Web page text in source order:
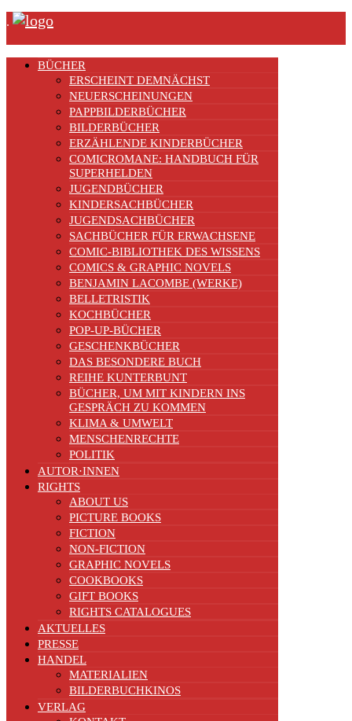
.
BÜCHER
ERSCHEINT DEMNÄCHST
NEUERSCHEINUNGEN
PAPPBILDERBÜCHER
BILDERBÜCHER
ERZÄHLENDE KINDERBÜCHER
COMICROMANE: HANDBUCH FÜR
SUPERHELDEN
JUGENDBÜCHER
KINDERSACHBÜCHER
JUGENDSACHBÜCHER
SACHBÜCHER FÜR ERWACHSENE
COMIC-BIBLIOTHEK DES WISSENS
COMICS & GRAPHIC NOVELS
BENJAMIN LACOMBE (WERKE)
BELLETRISTIK
KOCHBÜCHER
POP-UP-BÜCHER
GESCHENKBÜCHER
DAS BESONDERE BUCH
REIHE KUNTERBUNT
BÜCHER, UM MIT KINDERN INS
GESPRÄCH ZU KOMMEN
KLIMA & UMWELT
MENSCHENRECHTE
POLITIK
AUTOR·INNEN
RIGHTS
ABOUT US
PICTURE BOOKS
FICTION
NON-FICTION
GRAPHIC NOVELS
COOKBOOKS
GIFT BOOKS
RIGHTS CATALOGUES
AKTUELLES
PRESSE
HANDEL
MATERIALIEN
BILDERBUCHKINOS
VERLAG